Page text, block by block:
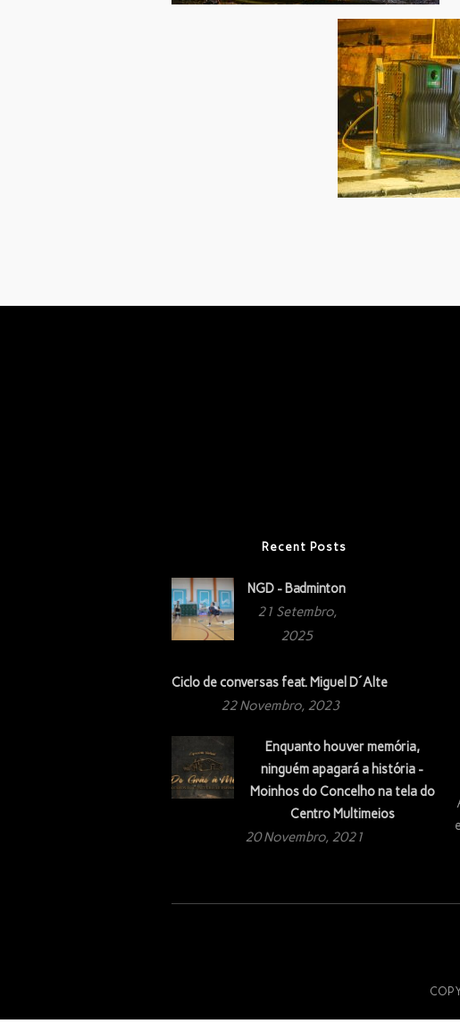
Recent Posts
NGD - Badminton
21 Setembro,
2025
Ciclo de conversas feat. Miguel D´Alte
22 Novembro, 2023
Enquanto houver memória,
ninguém apagará a história -
Moinhos do Concelho na tela do
Centro Multimeios
20 Novembro, 2021